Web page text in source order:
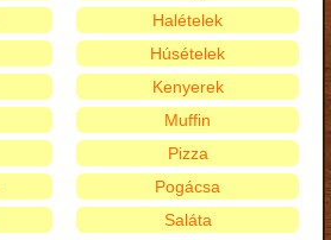
Halételek
Húsételek
Kenyerek
Muffin
Pizza
Pogácsa
Saláta